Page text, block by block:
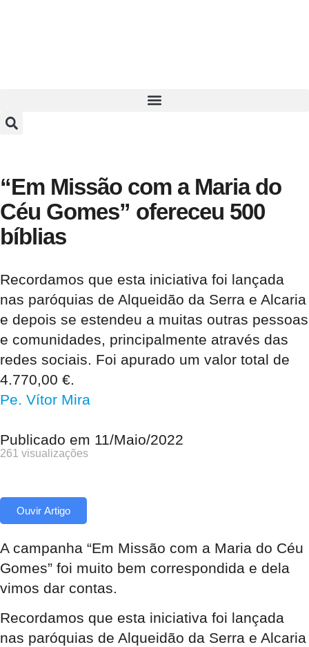
“Em Missão com a Maria do
Céu Gomes” ofereceu 500
bíblias
Recordamos que esta iniciativa foi lançada
nas paróquias de Alqueidão da Serra e Alcaria
e depois se estendeu a muitas outras pessoas
e comunidades, principalmente através das
redes sociais. Foi apurado um valor total de
4.770,00 €.
Pe. Vítor Mira
Publicado em 11/Maio/2022
261 visualizações
Ouvir Artigo
A campanha “Em Missão com a Maria do Céu
Gomes” foi muito bem correspondida e dela
vimos dar contas.
Recordamos que esta iniciativa foi lançada
nas paróquias de Alqueidão da Serra e Alcaria